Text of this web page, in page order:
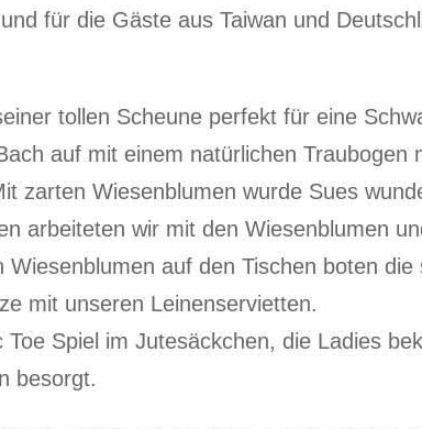
für die Gäste aus Taiwan und
tollen Scheune perfekt für eine
auf mit einem natürlichen Traubogen
zarten Wiesenblumen wurde Sues
arbeiteten wir mit den Wiesenblumen
auf den Tischen boten die
mit unseren Leinenservietten.
Spiel im Jutesäckchen, die Ladies
besorgt.